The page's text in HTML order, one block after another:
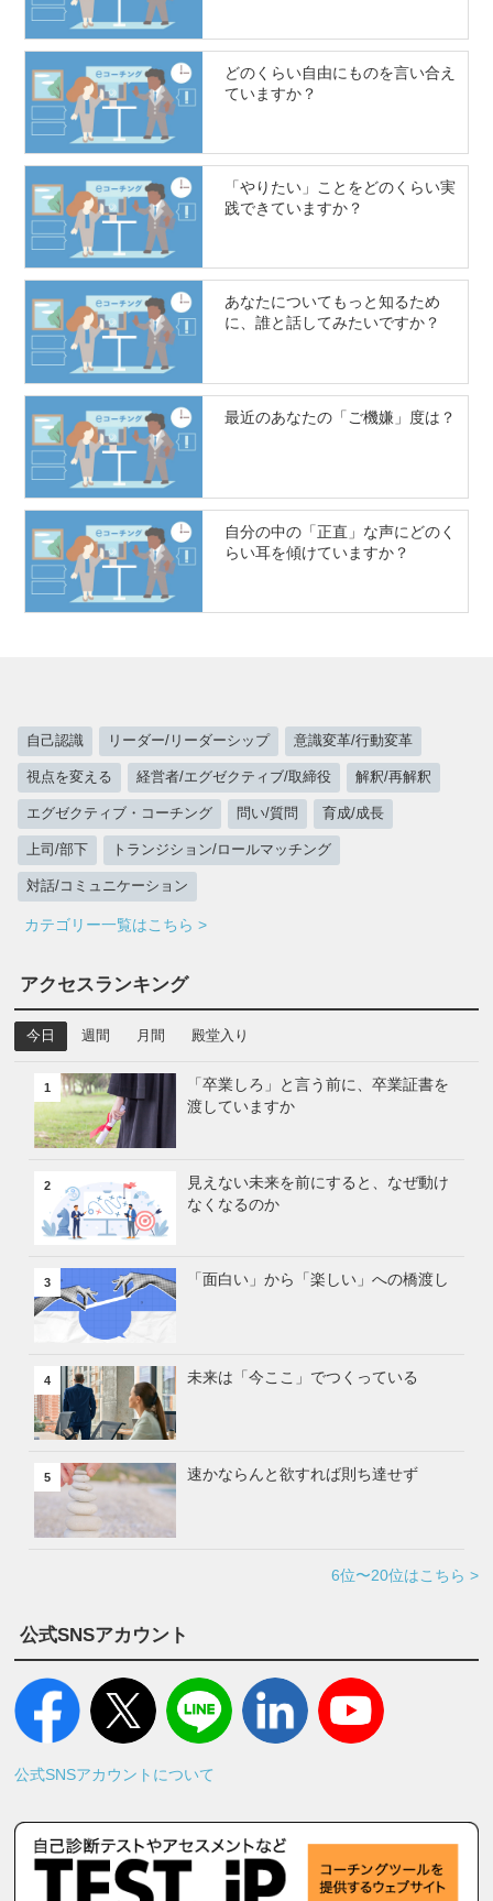
どのくらい自由にものを言い合え
ていますか？
「やりたい」ことをどのくらい実
践できていますか？
あなたについてもっと知るため
に、誰と話してみたいですか？
最近のあなたの「ご機嫌」度は？
自分の中の「正直」な声にどのく
らい耳を傾けていますか？
自己認識 リーダー/リーダーシップ 意識変革/行動変革
視点を変える 経営者/エグゼクティブ/取締役 解釈/再解釈
エグゼクティブ・コーチング 問い/質問 育成/成長
上司/部下 トランジション/ロールマッチング
対話/コミュニケーション
カテゴリー一覧はこちら >
アクセスランキング
今日 週間 月間 殿堂入り
1
「卒業しろ」と言う前に、卒業証書を
渡していますか
2
見えない未来を前にすると、なぜ動け
なくなるのか
3 「面白い」から「楽しい」への橋渡し
4 未来は「今ここ」でつくっている
5 速かならんと欲すれば則ち達せず
6位〜20位はこちら >
公式SNSアカウント
公式SNSアカウントについて